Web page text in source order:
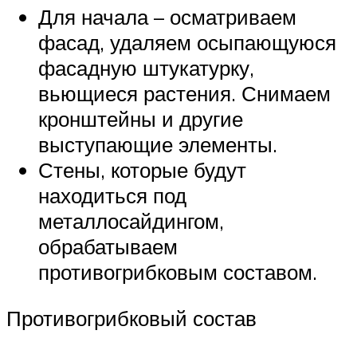
Для начала – осматриваем
фасад, удаляем осыпающуюся
фасадную штукатурку,
вьющиеся растения. Снимаем
кронштейны и другие
выступающие элементы.
Стены, которые будут
находиться под
металлосайдингом,
обрабатываем
противогрибковым составом.
Противогрибковый состав